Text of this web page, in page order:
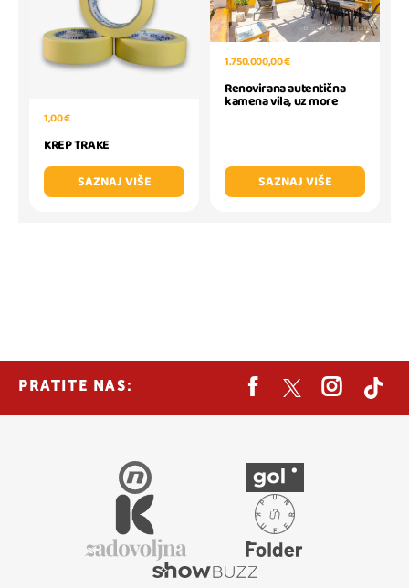
1,00 €
KREP TRAKE
SAZNAJ VIŠE
1.750.000,00 €
Renovirana autentična
kamena vila, uz more
SAZNAJ VIŠE
PRATITE NAS: